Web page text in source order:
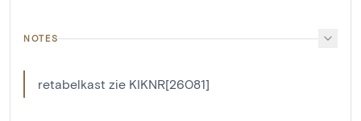
NOTES
retabelkast zie KIKNR[26081]